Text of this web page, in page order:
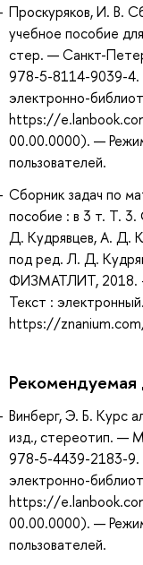
Проскуряков, И. В.
учебное пособие
стер. — Санкт-
978-5-8114-9039-4.
электронно-
https://
00.00.0000). —
пользователей.
Сборник задач по
пособие : в 3 т. Т.
Д. Кудрявцев, А. Д.
под ред. Л. Д.
ФИЗМАТЛИТ, 2018. -
Текст :
https://
Рекомендуемая
Винберг, Э. Б. Курс
изд., стереотип. —
978-5-4439-2183-9.
электронно-
https://
00.00.0000). —
пользователей.